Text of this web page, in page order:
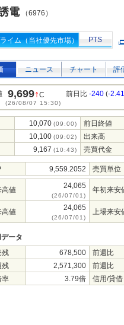
電（6976）
イム（当社優先市場） PTS
ニュース チャート 評
9,699↑C
(26/08/07 15:30)
前日比 -240 (-
10,070 (09:00)
前日終値
10,100 (09:02)
出来高
9,167 (10:43) 売買代金
9,559.2052 売買単位
高値 24,065
(26/07/01)
年初来安
高値 24,065
(26/07/01)
上場来安
ータ
残
678,500
前週比
残
2,571,300
前週比
率
3.79倍 信用/貸借